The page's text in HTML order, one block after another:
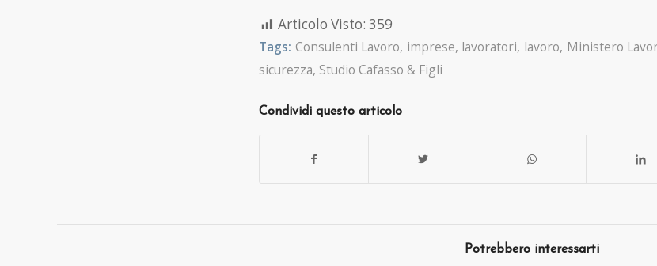
Articolo Visto: 359
Tags: Consulenti Lavoro, imprese, lavoratori, lavoro, Ministero
sicurezza, Studio Cafasso & Figli
Condividi questo articolo
Potrebbero interessarti